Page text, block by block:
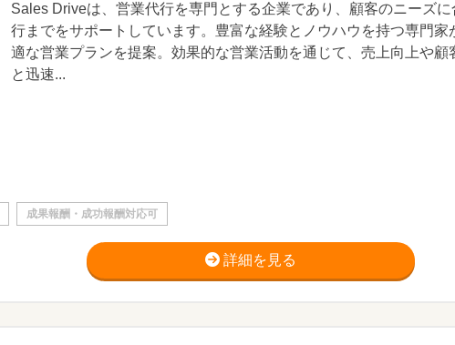
Sales Driveは、営業代行を専門とする企業であり、顧客のニーズ
行までをサポートしています。豊富な経験とノウハウを持つ専門
適な営業プランを提案。効果的な営業活動を通じて、売上向上や
と迅速...
成果報酬・成功報酬対応可
詳細を見る